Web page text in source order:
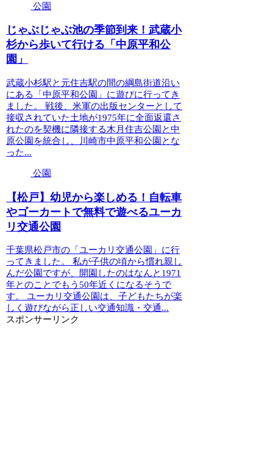
公園
じゃぶじゃぶ池の季節到来！武蔵小
杉から歩いて行ける「中原平和公
園」
武蔵小杉駅と元住吉駅の間の綱島街道沿い
にある「中原平和公園」に遊びに行ってき
ました。 戦後、米軍の出版センターとして
接収されていた土地が1975年に全面返還さ
れたのを契機に隣接する木月住吉公園と中
原公園を統合し、川崎市中原平和公園とな
った...
公園
【松戸】幼児から楽しめる！自転車
やゴーカートで無料で遊べるユーカ
リ交通公園
千葉県松戸市の「ユーカリ交通公園」に行
ってきました。 私が子供の頃から慣れ親し
んだ公園ですが、開園したのはなんと1971
年とのことでもう50年近くになるそうで
す。 ユーカリ交通公園は、子どもたちが楽
しく遊びながら正しい交通知識・交通...
スポンサーリンク